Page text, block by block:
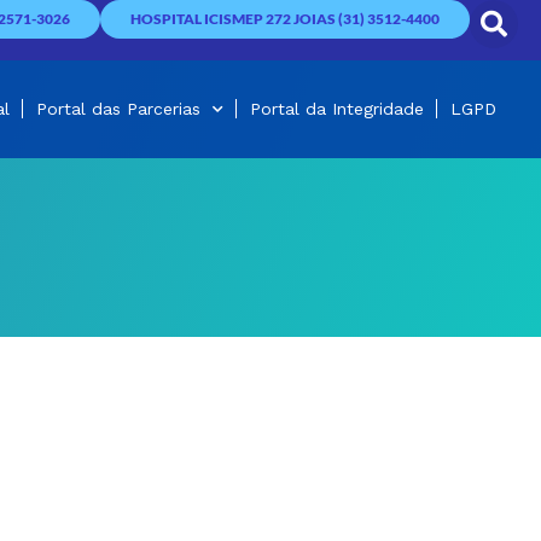
3026 HOSPITAL ICISMEP 272 JOIAS (31) 3512-4400
Portal das Parcerias Portal da Integridade LGPD